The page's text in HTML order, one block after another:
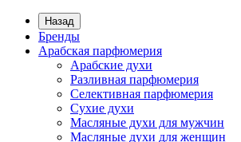
Назад
Бренды
Арабская парфюмерия
Арабские духи
Разливная парфюмерия
Селективная парфюмерия
Сухие духи
Масляные духи для мужчин
Масляные духи для женщин